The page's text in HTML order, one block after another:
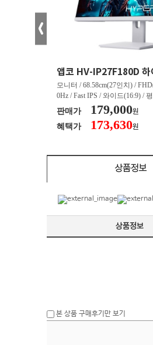
모니터 / 68.58cm(27인치) /
0Hz / Fast IPS / 와이드(16:9) /
50nit / 1,000:1 / 헤드폰 아웃 /
하) / 6kg / [색상영역] /
5% / DCI-P3:91% / NTSC:90% /
판매가 179,000원
혜택가 173,630원
본 상품 구매후기만 보기